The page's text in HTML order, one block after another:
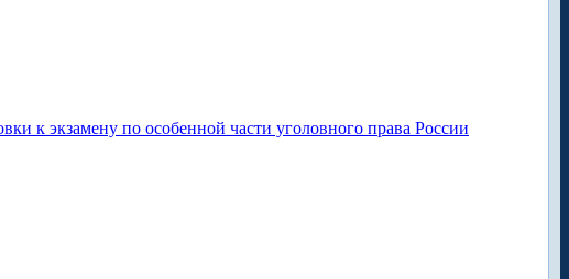
к экзамену по особенной части уголовного права России